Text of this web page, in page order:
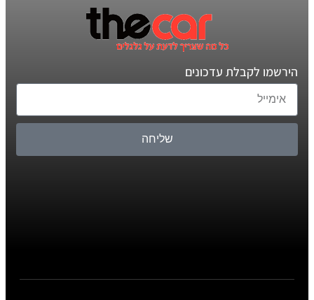
הירשמו לקבלת עדכונים
שליחה